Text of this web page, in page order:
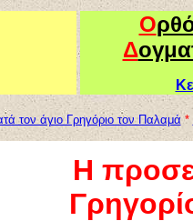
Ο
Δ
τον άγιο Γρηγόριο τον Παλαμά *
Η